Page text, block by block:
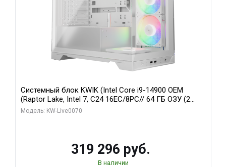
Системный блок KWIK (Intel Core i9-14900 OEM
(Raptor Lake, Intel 7, C24 16EC/8PC// 64 ГБ ОЗУ (2
модуля)/ Gigabyte RTX5080 XTREME WATERFORCE
Модель: KW-Live0070
319 296 руб.
В наличии